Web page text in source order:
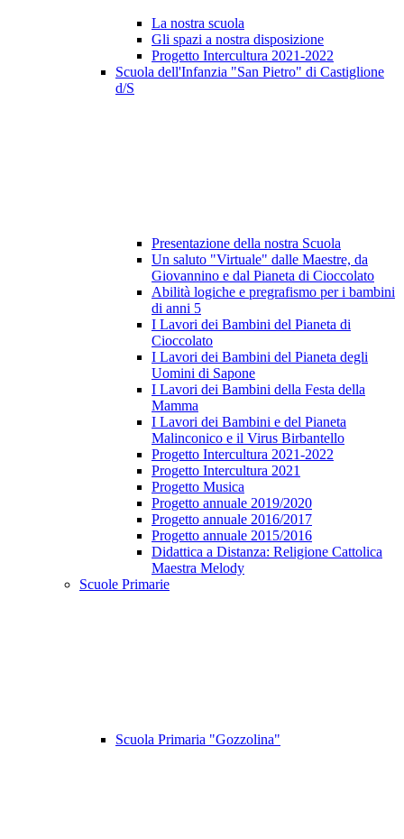
La nostra scuola
Gli spazi a nostra disposizione
Progetto Intercultura 2021-2022
Scuola dell'Infanzia "San Pietro" di Castiglione
d/S
Presentazione della nostra Scuola
Un saluto "Virtuale" dalle Maestre, da
Giovannino e dal Pianeta di Cioccolato
Abilità logiche e pregrafismo per i bambini
di anni 5
I Lavori dei Bambini del Pianeta di
Cioccolato
I Lavori dei Bambini del Pianeta degli
Uomini di Sapone
I Lavori dei Bambini della Festa della
Mamma
I Lavori dei Bambini e del Pianeta
Malinconico e il Virus Birbantello
Progetto Intercultura 2021-2022
Progetto Intercultura 2021
Progetto Musica
Progetto annuale 2019/2020
Progetto annuale 2016/2017
Progetto annuale 2015/2016
Didattica a Distanza: Religione Cattolica
Maestra Melody
Scuole Primarie
Scuola Primaria "Gozzolina"